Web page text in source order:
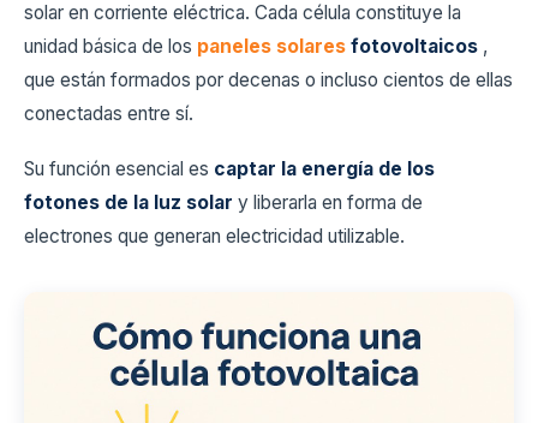
solar en corriente eléctrica. Cada célula constituye la
unidad básica de los paneles solares fotovoltaicos ,
que están formados por decenas o incluso cientos de ellas
conectadas entre sí.
Su función esencial es captar la energía de los
fotones de la luz solar y liberarla en forma de
electrones que generan electricidad utilizable.